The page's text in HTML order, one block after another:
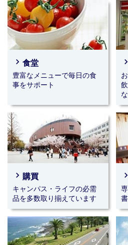
2026年07月28日(火)｜千里山キャ
2026年8月営業日程のお知らせ
2026年08月03日(月)～2026年10月
☆★☆海外旅行イベント
2026年08月03日(月)～2026年10月
2026年08月03日(月)～2026年08月
NEW
☆★☆その他チケット☆★☆
ディズニーオンアイスチケッ
2026年08月03日(月)～2026年09月
☆★☆海外旅行☆★☆
パンフレットをご確認くださ
2026年08月03日(月)～2026年09月
navigate_next 食堂
豊富なメニューで毎日の食
事をサポート
navigate_next
navigate_next 購買
キャンパス・ライフの必需
品を多数取り揃えています
navigate_next